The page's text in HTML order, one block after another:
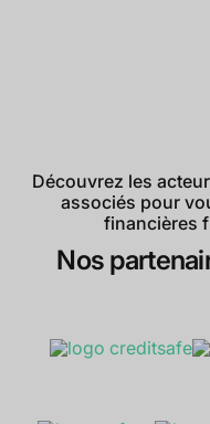
Nos
Découvrez les
associés pour
financières